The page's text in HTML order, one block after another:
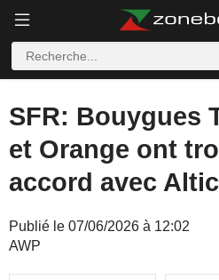
SFR: Bouygues
et Orange ont
accord avec
Publié le 07/06/2026 à 12:02
AWP